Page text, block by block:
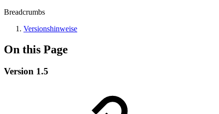
Breadcrumbs
Versionshinweise
On this Page
Version 1.5